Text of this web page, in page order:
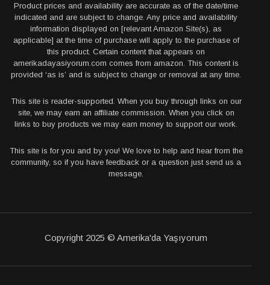
Product prices and availability are accurate as of the date/time
indicated and are subject to change. Any price and availability
information displayed on [relevant Amazon Site(s), as
applicable] at the time of purchase will apply to the purchase of
this product. Certain content that appears on
amerikadayasiyorum.com comes from amazon. This content is
provided ‘as is’ and is subject to change or removal at any time.
This site is reader-supported. When you buy through links on our
site, we may earn an affiliate commission. When you click on
links to buy products we may earn money to support our work.
This site is for you and by you! We love to help and hear from the
community, so if you have feedback or a question just send us a
message.
Copyright 2025 © Amerika'da Yaşıyorum